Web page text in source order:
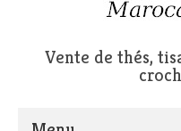
Vente de thés,